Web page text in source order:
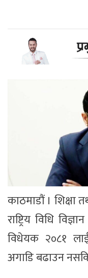
काठमाडौं ।
राष्ट्रिय विधि
विधेयक २०८१
अगाडि बढाउन